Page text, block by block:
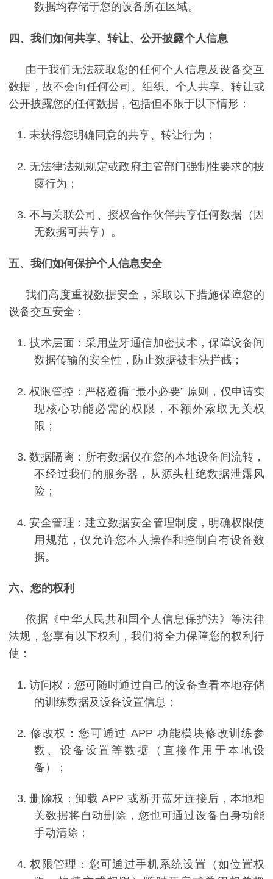
数据均存储于您的设备所在区域。
四、我们如何共享、转让、公开披露个人信息
由于我们无法获取您的任何个人信息及设备交互
数据，故不会向任何公司、组织、个人共享、转让或
公开披露您的任何数据，包括但不限于以下情形：
1. 未获得您明确同意的共享、转让行为；
2. 无法律法规规定或政府主管部门强制性要求的披
露行为；
3.不与关联公司、授权合作伙伴共享任何数据（因
无数据可共享）。
五、我们如何保护个人信息安全
我们高度重视数据安全，采取以下措施保障您的
设备交互安全：
1.技术层面：采用蓝牙通信加密技术，保障设备间
数据传输的安全性，防止数据被非法拦截；
2.权限管控：严格遵循 “最小必要” 原则，仅申请实
现核心功能必需的权限，不额外索取无关权
限；
3.数据隔离：所有数据仅在您的本地设备间流转，
不经过我们的服务器，从源头杜绝数据泄露 风
险；
4.安全管理：建立数据安全管理制度，明确权限使
用规范，仅允许您本人操作和控制自有设备数
据。
六、您的权利
依据《中华人民共和国个人信息保护法》等法律
法规，您享有以下权利，我们将全力保障您的权利行
使：
1.访问权：您可随时通过自己的设备查看本地存储
的训练数据及设备设置信息；
2. 修改权：您可通过 APP 功能模块修改训练参
数、设备设置等数据（直接作用于本地设
备）；
3. 删除权：卸载 APP或断开蓝牙连接后，本地相
关数据将自动删除，您也可通过设备自身功能
手动清除；
4.权限管理：您可通过手机系统设置（如位置权